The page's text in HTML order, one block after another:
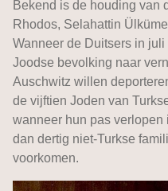
Bekend is de houding van
Rhodos, Selahattin
Wanneer de Duitsers in
Joodse bevolking naar
Auschwitz willen
de vijftien Joden van
wanneer hun pas
dan dertig niet-Turkse
voorkomen.